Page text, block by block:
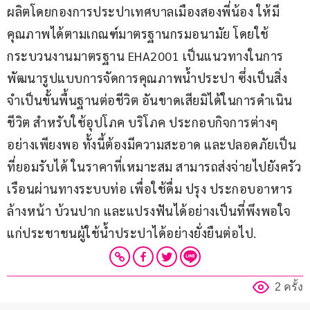
ผลิตโดยกองการประปาเทศบาลเมืองสองพี่น้อง ให้มี
คุณภาพได้ตามเกณฑ์มาตรฐานกรมอนามัย โดยใช้
กระบวนงานมาตรฐาน EHA2001 เป็นแนวทางในการ
พัฒนารูปแบบการจัดการคุณภาพน้ำประปา ซึ่งเป็นสิ่ง
จำเป็นขั้นพื้นฐานต่อชีวิต อันขาดเสียมิได้ในการดำเนิน
ชีวิต สำหรับใช้อุปโภค บริโภค ประกอบกิจการต่างๆ
อย่างเพียงพอ ทั้งนี้ต้องมีความสะอาด และปลอดภัยเป็น
ที่ยอมรับได้ ในราคาที่เหมาะสม สามารถส่งจ่ายไปยังครัว
เรือนผ่านทางระบบท่อ เพื่อใช้ดื่ม ปรุง ประกอบอาหาร
ล้างหน้า บ้วนปาก และแปรงฟันได้อย่างเป็นที่พึงพอใจ
แก่ประชาชนผู้ใช้น้ำประปาได้อย่างยั่งยืนต่อไป.
2 ครั้ง